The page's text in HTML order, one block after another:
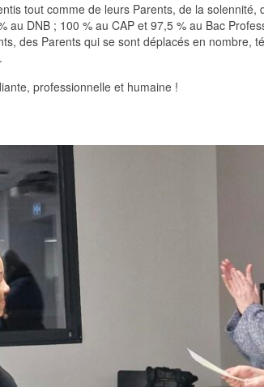
tout comme de leurs Parents, de la
au DNB ; 100 % au CAP et 97,5 % au Bac
des Parents qui se sont déplacés en nombre,
professionnelle et humaine !